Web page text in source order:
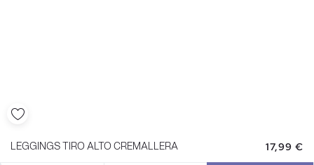
LEGGINGS TIRO ALTO CREMALLERA 17,99 €